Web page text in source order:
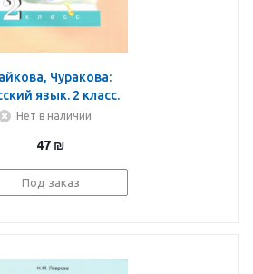
Чуракова:
язык. 2 класс.
Тренировочные
Часть 1
Нет в наличии
47 ₪
Под заказ